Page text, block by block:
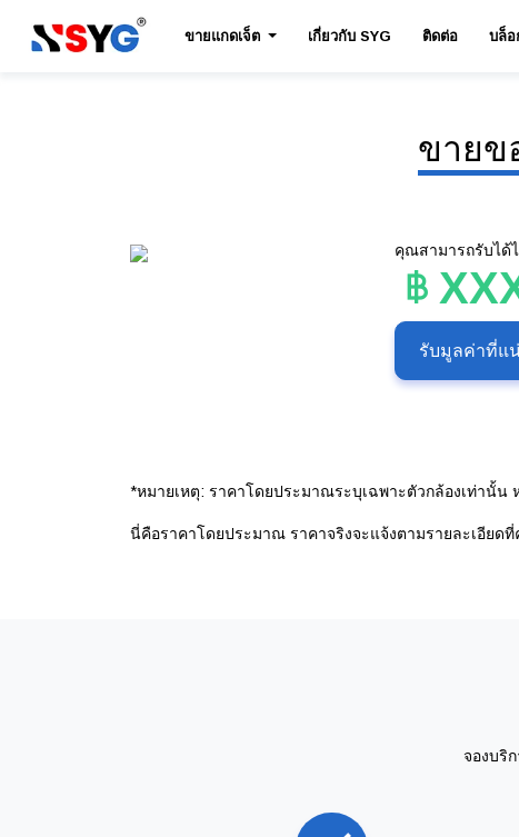
ขายแกดเจ็ต เกี่ยวกับ SYG ติดต่อ บล็อ
ขายข
คุณสามารถรับได้
รับมูลค่าที่แ
*หมายเหตุ: ราคาโดยประมาณระบุเฉพาะตัวกล้องเท่านั้น
นี่คือราคาโดยประมาณ ราคาจริงจะแจ้งตามรายละเอียด
จองบริ